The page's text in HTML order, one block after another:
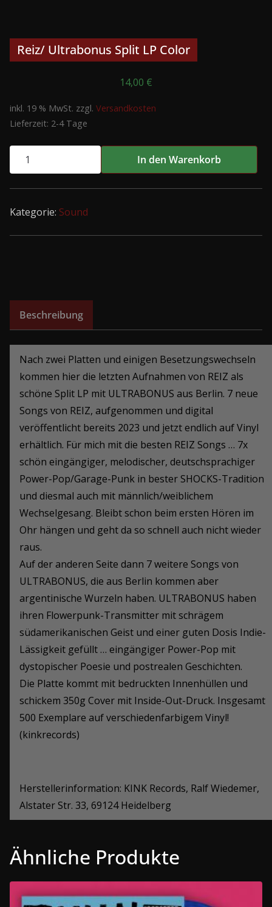
Reiz/ Ultrabonus Split LP Color
14,00 €
inkl. 19 % MwSt. zzgl. Versandkosten
Lieferzeit: 2-4 Tage
Reiz/
Ultrabonus
Split
Color
Menge
In den Warenkorb
Kategorie: Sound
Beschreibung
Nach zwei Platten und einigen Besetzungswechseln
kommen hier die letzten Aufnahmen von REIZ als
schöne Split LP mit ULTRABONUS aus Berlin. 7 neue
Songs von REIZ, aufgenommen und digital
veröffentlicht bereits 2023 und jetzt endlich auf Vinyl
erhältlich. Für mich mit die besten REIZ Songs … 7x
schön eingängiger, melodischer, deutschsprachiger
Power-Pop/Garage-Punk in bester SHOCKS-Tradition
und diesmal auch mit männlich/weiblichem
Wechselgesang. Bleibt schon beim ersten Hören im
Ohr hängen und geht da so schnell auch nicht wieder
raus.
Auf der anderen Seite dann 7 weitere Songs von
ULTRABONUS, die aus Berlin kommen aber
argentinische Wurzeln haben. ULTRABONUS haben
ihren Flowerpunk-Transmitter mit schrägem
südamerikanischen Geist und einer guten Dosis Indie-
Lässigkeit gefüllt … eingängiger Power-Pop mit
dystopischer Poesie und postrealen Geschichten.
Die Platte kommt mit bedruckten Innenhüllen und
schickem 350g Cover mit Inside-Out-Druck. Insgesamt
500 Exemplare auf verschiedenfarbigem Vinyl!
(kinkrecords)
Herstellerinformation: KINK Records, Ralf Wiedemer,
Alstater Str. 33, 69124 Heidelberg
Ähnliche Produkte